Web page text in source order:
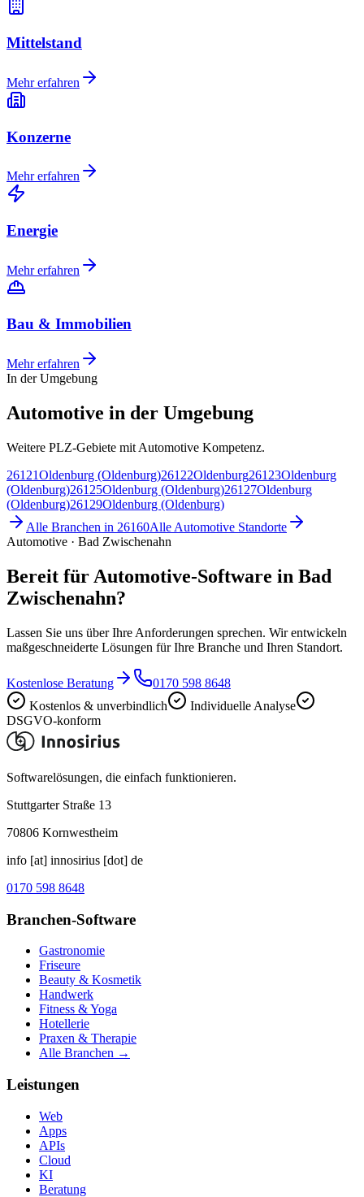
Mittelstand
Mehr erfahren
Konzerne
Mehr erfahren
Energie
Mehr erfahren
Bau & Immobilien
Mehr erfahren
In der Umgebung
Automotive in der Umgebung
Weitere PLZ-Gebiete mit Automotive Kompetenz.
26121Oldenburg (Oldenburg)26122Oldenburg26123Oldenburg
(Oldenburg)26125Oldenburg (Oldenburg)26127Oldenburg
(Oldenburg)26129Oldenburg (Oldenburg)
Alle Branchen in 26160Alle Automotive Standorte
Automotive · Bad Zwischenahn
Bereit für Automotive-Software in Bad
Zwischenahn?
Lassen Sie uns über Ihre Anforderungen sprechen. Wir entwickeln
maßgeschneiderte Lösungen für Ihre Branche und Ihren Standort.
Kostenlose Beratung
0170 598 8648
Kostenlos & unverbindlich
Individuelle Analyse
DSGVO-konform
Softwarelösungen, die einfach funktionieren.
Stuttgarter Straße 13
70806 Kornwestheim
info [at] innosirius [dot] de
0170 598 8648
Branchen-Software
Gastronomie
Friseure
Beauty & Kosmetik
Handwerk
Fitness & Yoga
Hotellerie
Praxen & Therapie
Alle Branchen →
Leistungen
Web
Apps
APIs
Cloud
KI
Beratung